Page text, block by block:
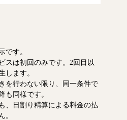
す。なお、日割り清算
です。
スは初回のみです。2回目以
します。
を行わない限り、同一条件で
も同様です。
、日割り精算による料金の払
。